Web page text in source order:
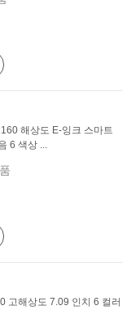
해상도 E-잉크 스마트
6 색상 ...
고해상도 7.09 인치 6 컬러